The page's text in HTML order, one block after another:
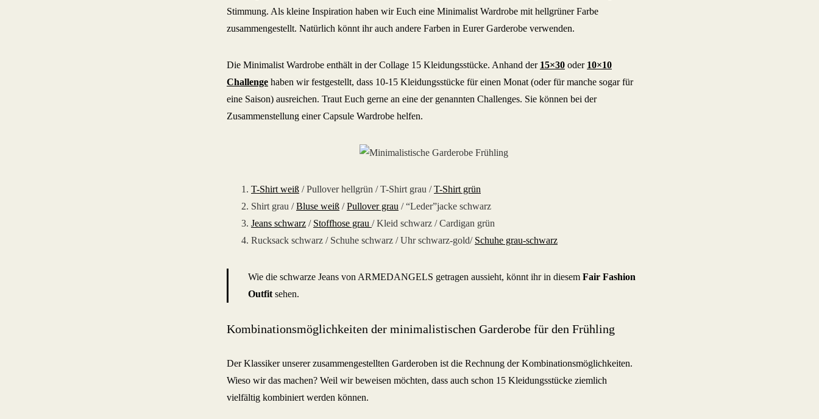
Stimmung. Als kleine Inspiration haben wir Euch eine Minimalist Wardrobe mit hellgrüner Farbe
zusammengestellt. Natürlich könnt ihr auch andere Farben in Eurer Garderobe verwenden.
Die Minimalist Wardrobe enthält in der Collage 15 Kleidungsstücke. Anhand der 15×30 oder 10×10
Challenge haben wir festgestellt, dass 10-15 Kleidungsstücke für einen Monat (oder für manche sogar für
eine Saison) ausreichen. Traut Euch gerne an eine der genannten Challenges. Sie können bei der
Zusammenstellung einer Capsule Wardrobe helfen.
T-Shirt weiß / Pullover hellgrün / T-Shirt grau /T-Shirt grün
Shirt grau /Bluse weiß /Pullover grau / “Leder”jacke schwarz
Jeans schwarz / Stoffhose grau / Kleid schwarz / Cardigan grün
Rucksack schwarz / Schuhe schwarz / Uhr schwarz-gold/ Schuhe grau-schwarz
Wie die schwarze Jeans von ARMEDANGELS getragen aussieht, könnt ihr in diesem Fair Fashion
Outfit sehen.
Kombinationsmöglichkeiten der minimalistischen Garderobe für den Frühling
Der Klassiker unserer zusammengestellten Garderoben ist die Rechnung der Kombinationsmöglichkeiten.
Wieso wir das machen? Weil wir beweisen möchten, dass auch schon 15 Kleidungsstücke ziemlich
vielfältig kombiniert werden können.